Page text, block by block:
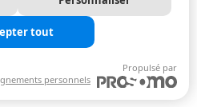
tout
personnels
Propulsé par